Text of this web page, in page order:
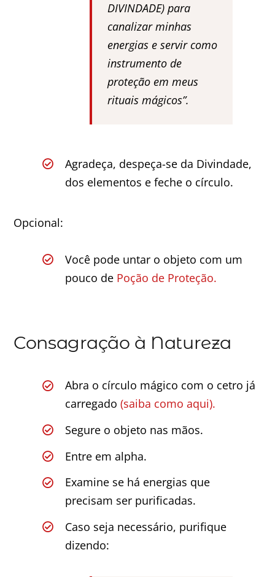
DIVINDADE) para
canalizar minhas
energias e servir como
instrumento de
proteção em meus
rituais mágicos”.
Agradeça, despeça-se da Divindade,
dos elementos e feche o círculo.
Opcional:
Você pode untar o objeto com um
pouco de Poção de Proteção.
Consagração à Natureza
Abra o círculo mágico com o cetro já
carregado (saiba como aqui).
Segure o objeto nas mãos.
Entre em alpha.
Examine se há energias que
precisam ser purificadas.
Caso seja necessário, purifique
dizendo: